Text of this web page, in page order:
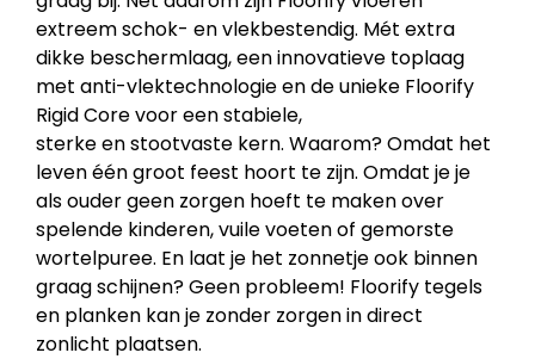
extreem schok- en vlekbestendig. Mét extra
dikke beschermlaag, een innovatieve toplaag
met anti-vlektechnologie en de unieke Floorify
Rigid Core voor een stabiele,
sterke en stootvaste kern. Waarom? Omdat het
leven één groot feest hoort te zijn. Omdat je je
als ouder geen zorgen hoeft te maken over
spelende kinderen, vuile voeten of gemorste
wortelpuree. En laat je het zonnetje ook binnen
graag schijnen? Geen probleem! Floorify tegels
en planken kan je zonder zorgen in direct
zonlicht plaatsen.